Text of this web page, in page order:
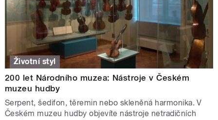
Životní styl
200 let Národního muzea: Nástroje v Českém
muzeu hudby
Serpent, šedifon, těremin nebo skleněná harmonika. V
Českém muzeu hudby objevíte nástroje netradičních